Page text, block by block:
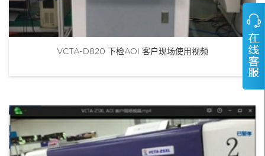
VCTA-D820 下检AOI 客户现场使用视频